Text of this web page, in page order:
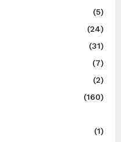
(5)
(24)
(31)
(7)
(2)
(160)
(1)